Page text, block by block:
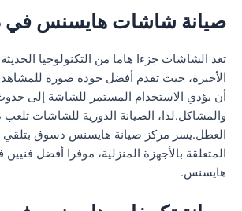
صيانة شاشات هايسنس
تعد الشاشات جزءا هاما من التكنولوجيا
الأخيرة، حيث تقدم أفضل جودة صورة
أن يؤدي الاستخدام المستمر للشاشة إلى
والمشاكل.لذا، الصيانة الدورية للشاشات
العطل.يسر مركز صيانة هايسنس دسوق بتلقي
المتعلقة بالأجهزة المنزلية، موفرا أفضل
هايسنس.